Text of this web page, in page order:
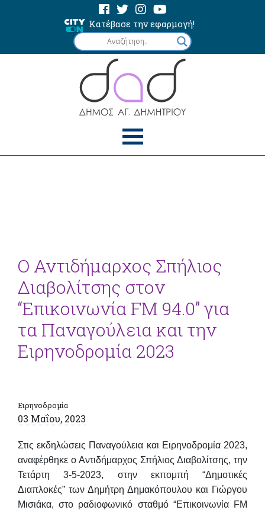
Κατέβασε την εφαρμογή!
Ο Αντιδήμαρχος Σπήλιος
Διαβολίτσης στον
“Επικοινωνία FM 94.0” για
τα Παναγούλεια και την
Ειρηνοδρομία 2023
Ειρηνοδρομία
03 Μαΐου, 2023
Στις εκδηλώσεις Παναγούλεια και Ειρηνοδρομία 2023,
αναφέρθηκε ο Αντιδήμαρχος Σπήλιος Διαβολίτσης, την
Τετάρτη 3-5-2023, στην εκπομπή “Δημοτικές
Διαπλοκές” των Δημήτρη Δημακόπουλου και Γιώργου
Μισιάκα, στο ραδιοφωνικό σταθμό “Επικοινωνία FM